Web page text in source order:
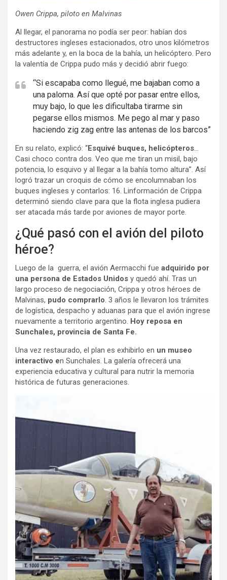
Owen Crippa, piloto en Malvinas
Al llegar, el panorama no podía ser peor: habían dos
destructores ingleses estacionados, otro unos kilómetros
más adelante y, en la boca de la bahía, un helicóptero. Pero
la valentía de Crippa pudo más y decidió abrir fuego:
“Si escapaba como llegué, me bajaban como a
una paloma. Así que opté por pasar entre ellos,
muy bajo, lo que les dificultaba tirarme sin
pegarse ellos mismos. Me pego al mar y paso
haciendo zig zag entre las antenas de los barcos”
En su relato, explicó: “Esquivé buques, helicópteros…
Casi choco contra dos. Veo que me tiran un misil, bajo
potencia, lo esquivo y al llegar a la bahía tomo altura”. Así
logró trazar un croquis de cómo se encolumnaban los
buques ingleses y contarlos: 16. Linformación de Crippa
determinó siendo clave para que la flota inglesa pudiera
ser atacada más tarde por aviones de mayor porte.
¿Qué pasó con el avión del piloto
héroe?
Luego de la guerra, el avión Aermacchi fue adquirido por
una persona de Estados Unidos y quedó ahí. Tras un
largo proceso de negociación, Crippa y otros héroes de
Malvinas, pudo comprarlo. 3 años le llevaron los trámites
de logística, despacho y aduanas para que el avión ingrese
nuevamente a territorio argentino. Hoy reposa en
Sunchales, provincia de Santa Fe.
Una vez restaurado, el plan es exhibirlo en un museo
interactivo en Sunchales. La galería ofrecerá una
experiencia educativa y cultural para nutrir la memoria
histórica de futuras generaciones.